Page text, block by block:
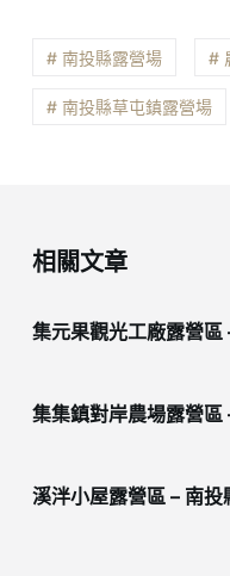
# 南投縣露營場 #
# 南投縣草屯鎮露營場
相關文章
集元果觀光工廠露營區
集集鎮對岸農場露營區
溪泮小屋露營區 – 南投